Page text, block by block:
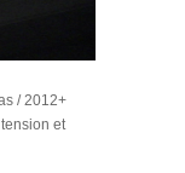
/ 2012+
et